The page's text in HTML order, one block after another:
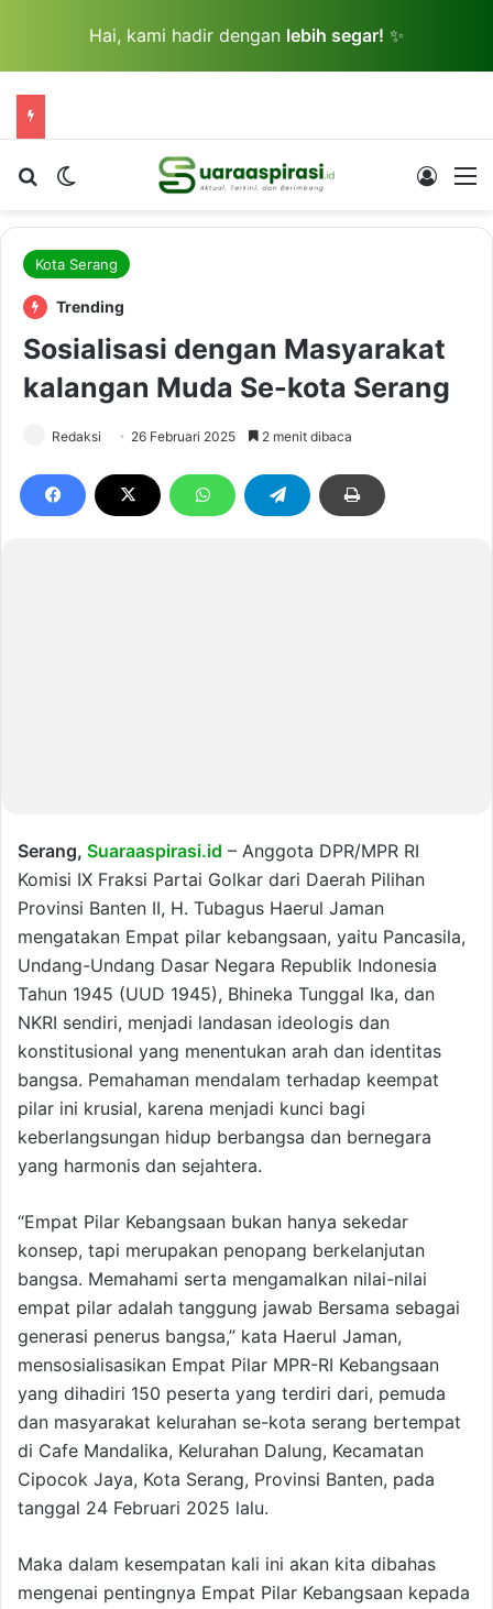
Hai, kami hadir dengan lebih segar! ✨
Cari berita...Switch skin Log In
Kota Serang
Trending
Sosialisasi dengan Masyarakat
kalangan Muda Se-kota Serang
Redaksi 26 Februari 2025 2 menit dibaca
Serang, Suaraaspirasi.id – Anggota DPR/MPR RI
Komisi IX Fraksi Partai Golkar dari Daerah Pilihan
Provinsi Banten II, H. Tubagus Haerul Jaman
mengatakan Empat pilar kebangsaan, yaitu Pancasila,
Undang-Undang Dasar Negara Republik Indonesia
Tahun 1945 (UUD 1945), Bhineka Tunggal Ika, dan
NKRI sendiri, menjadi landasan ideologis dan
konstitusional yang menentukan arah dan identitas
bangsa. Pemahaman mendalam terhadap keempat
pilar ini krusial, karena menjadi kunci bagi
keberlangsungan hidup berbangsa dan bernegara
yang harmonis dan sejahtera.
“Empat Pilar Kebangsaan bukan hanya sekedar
konsep, tapi merupakan penopang berkelanjutan
bangsa. Memahami serta mengamalkan nilai-nilai
empat pilar adalah tanggung jawab Bersama sebagai
generasi penerus bangsa,” kata Haerul Jaman,
mensosialisasikan Empat Pilar MPR-RI Kebangsaan
yang dihadiri 150 peserta yang terdiri dari, pemuda
dan masyarakat kelurahan se-kota serang bertempat
di Cafe Mandalika, Kelurahan Dalung, Kecamatan
Cipocok Jaya, Kota Serang, Provinsi Banten, pada
tanggal 24 Februari 2025 lalu.
Maka dalam kesempatan kali ini akan kita dibahas
mengenai pentingnya Empat Pilar Kebangsaan kepada